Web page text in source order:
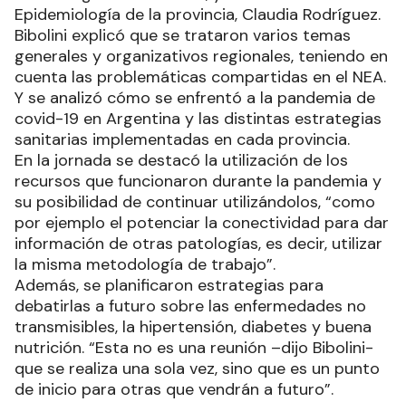
Epidemiología de la provincia, Claudia Rodríguez.
Bibolini explicó que se trataron varios temas
generales y organizativos regionales, teniendo en
cuenta las problemáticas compartidas en el NEA.
Y se analizó cómo se enfrentó a la pandemia de
covid-19 en Argentina y las distintas estrategias
sanitarias implementadas en cada provincia.
En la jornada se destacó la utilización de los
recursos que funcionaron durante la pandemia y
su posibilidad de continuar utilizándolos, “como
por ejemplo el potenciar la conectividad para dar
información de otras patologías, es decir, utilizar
la misma metodología de trabajo”.
Además, se planificaron estrategias para
debatirlas a futuro sobre las enfermedades no
transmisibles, la hipertensión, diabetes y buena
nutrición. “Esta no es una reunión –dijo Bibolini-
que se realiza una sola vez, sino que es un punto
de inicio para otras que vendrán a futuro”.